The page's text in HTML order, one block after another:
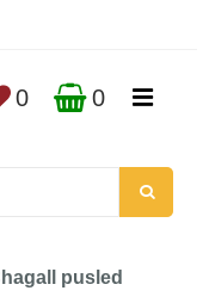
0 0
pusled